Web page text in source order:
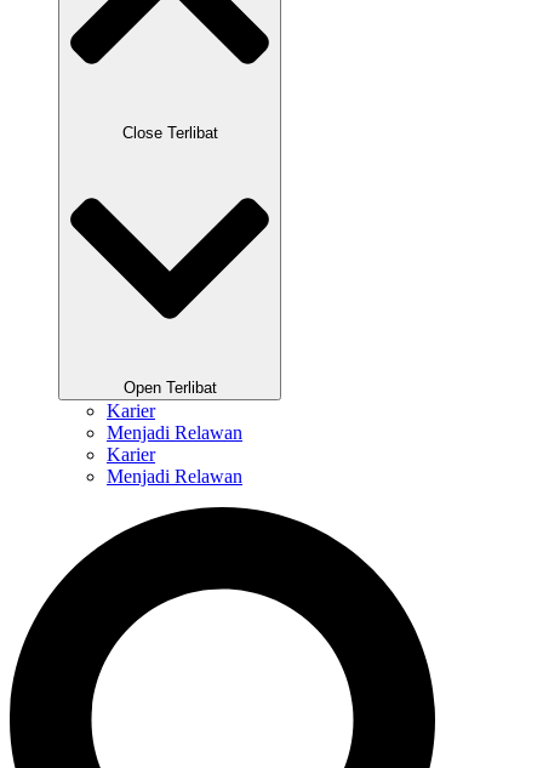
Close Terlibat
Open Terlibat
Karier
Menjadi Relawan
Karier
Menjadi Relawan